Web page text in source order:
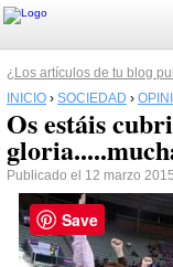
¿Los artículos de tu blog
INICIO › SOCIEDAD ›
Os estáis
Publicado el 12 marzo
Save